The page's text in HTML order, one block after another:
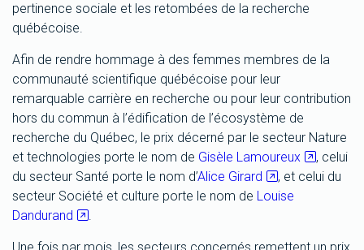
pertinence sociale et les retombées de la recherche
québécoise.
Afin de rendre hommage à des femmes membres de la
communauté scientifique québécoise pour leur
remarquable carrière en recherche ou pour leur contribution
hors du commun à l’édification de l’écosystème de
recherche du Québec, le prix décerné par le secteur Nature
et technologies porte le nom de Gisèle Lamoureux
, celui
du secteur Santé porte le nom d’Alice Girard
, et celui du
secteur Société et culture porte le nom de Louise
Dandurand
.